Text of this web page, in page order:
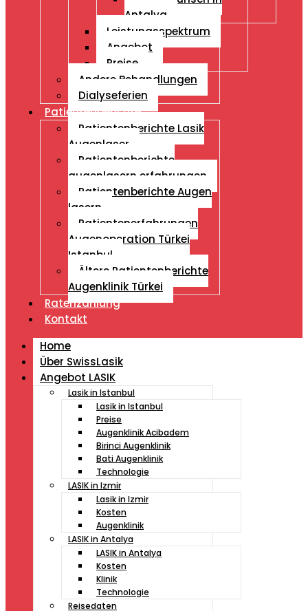
Antalya
Leistungsspektrum
Angebot
Preise
Andere Behandlungen
Dialyseferien
Patientenberichte
Patientenberichte Lasik
Augenlaser
Patientenberichte
augenlasern erfahrungen
Patientenberichte Augen
lasern
Patientenerfahrungen
Augenoperation Türkei
Istanbul
Ältere Patientenberichte
Augenklinik Türkei
Ratenzahlung
Kontakt
Home
Über SwissLasik
Angebot LASIK
Lasik in Istanbul
Lasik in Istanbul
Preise
Augenklinik Acibadem
Birinci Augenklinik
Bati Augenklinik
Technologie
LASIK in Izmir
Lasik in Izmir
Kosten
Augenklinik
LASIK in Antalya
LASIK in Antalya
Kosten
Klinik
Technologie
Reisedaten